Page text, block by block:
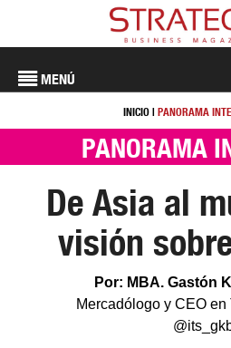
MENÚ
INICIO| PANORAMA
PANORAMA
De Asia al
visión
Por: MBA. Gastón
Mercadólogo y CEO en